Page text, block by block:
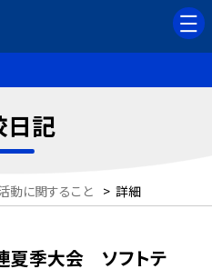
日記
動に関すること > 詳細
夏季大会 ソフトテ